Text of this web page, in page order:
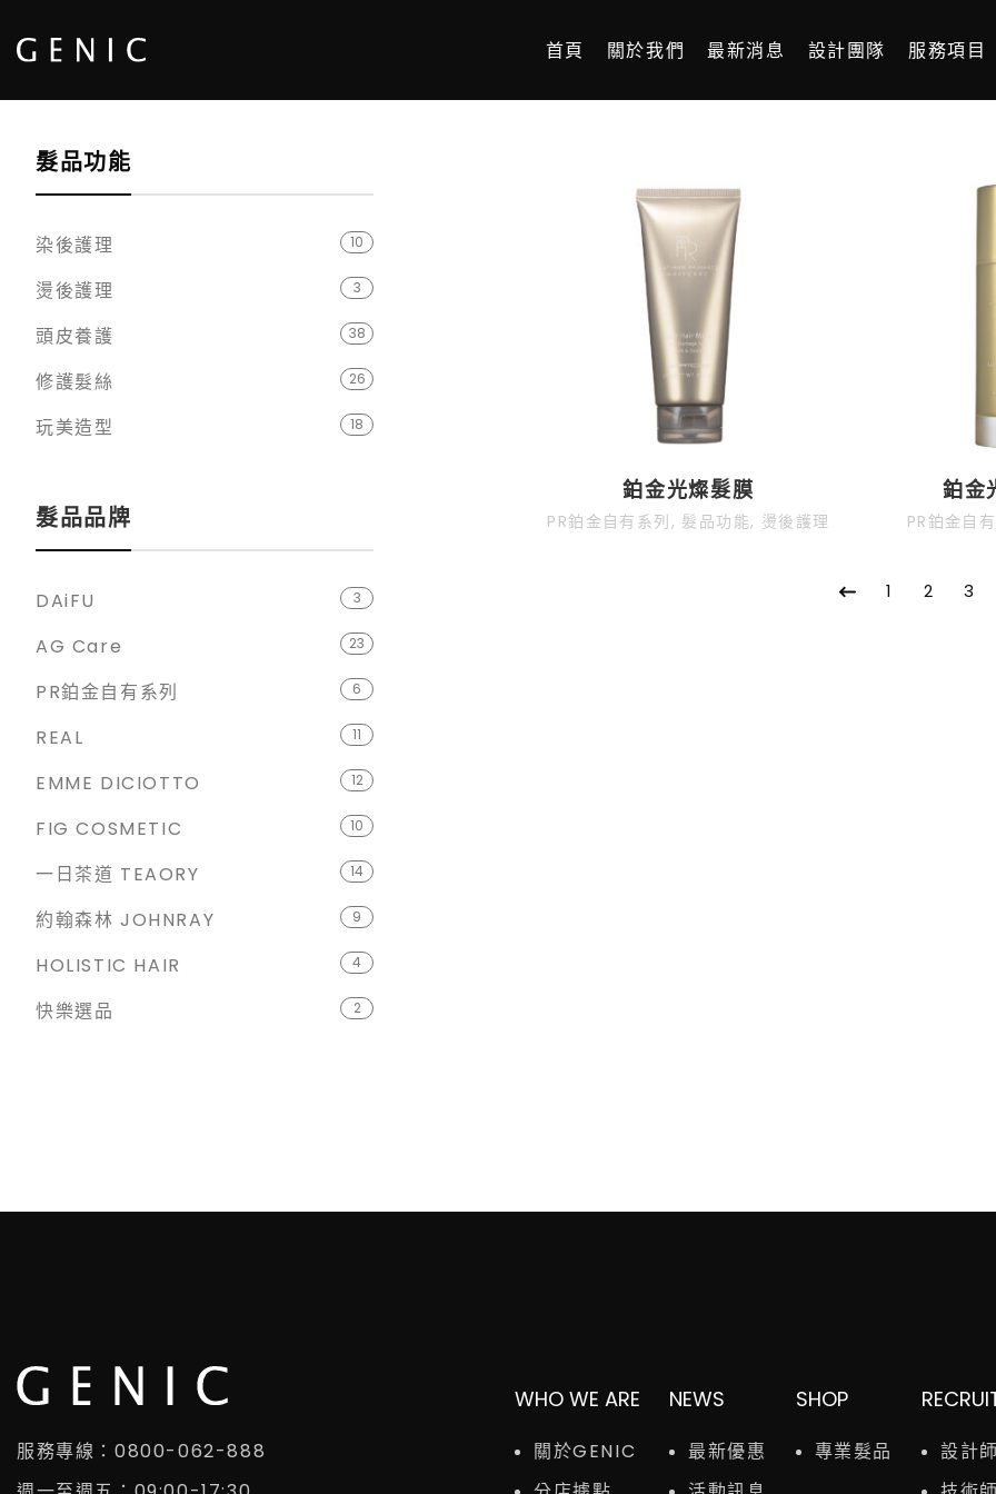
首頁 關於我們 最新消息 設計團隊 服務項目
髮品功能
染後護理 10
燙後護理 3
頭皮養護 38
修護髮絲 26
玩美造型 18
髮品品牌
DAiFU 3
AG Care 23
PR鉑金自有系列 6
REAL 11
EMME DICIOTTO 12
FIG COSMETIC 10
一日茶道 TEAORY 14
約翰森林 JOHNRAY 9
HOLISTIC HAIR 4
快樂選品 2
鉑金光燦髮膜
PR鉑金自有系列 , 髮品功能, 燙後護理
鉑金
PR鉑金自
1 2 3
服務專線：0800-062-888
WHO WE ARE
關於GENIC
NEWS
最新優惠
SHOP
專業髮品
設計師